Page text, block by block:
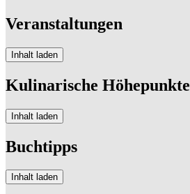
Veranstaltungen
Inhalt laden
Kulinarische Höhepunkte
Inhalt laden
Buchtipps
Inhalt laden